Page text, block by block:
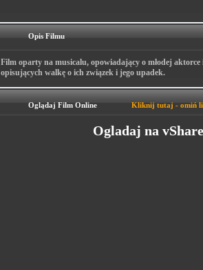
Opis Filmu
Film oparty na musicalu, opowiadający o młodej
opisujących walkę o ich związek i jego upadek.
Oglądaj Film Online Kliknij tutaj - omiń
Ogladaj na